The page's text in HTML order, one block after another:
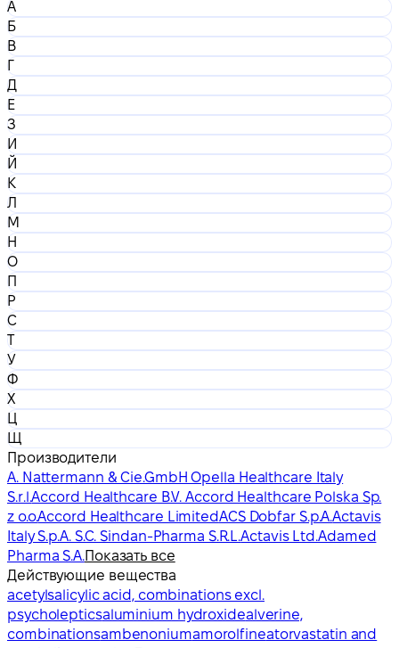
А
Б
В
Г
Д
Е
З
И
Й
К
Л
М
Н
О
П
Р
С
Т
У
Ф
Х
Ц
Щ
Производители
A. Nattermann & Cie.GmbH Opella Healthcare Italy
S.r.l.Accord Healthcare B.V. Accord Healthcare Polska Sp.
z o.o.Accord Healthcare LimitedACS Dobfar S.p.A.Actavis
Italy S.p.A. S.C. Sindan-Pharma S.R.L.Actavis Ltd.Adamed
Pharma S.A.Показать все
Действующие вещества
acetylsalicylic acid, combinations excl.
psycholepticsaluminium hydroxidealverine,
combinationsambenoniumamorolfineatorvastatin and